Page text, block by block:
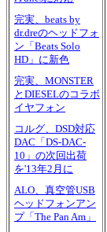
完実、beats by
dr.dreのヘッドフォ
ン「Beats Solo
HD」に新色
完実、MONSTER
とDIESELのコラボ
イヤフォン
コルグ、DSD対応
DAC「DS-DAC-
10」の次回出荷
を'13年2月に
ALO、真空管USB
ヘッドフォンアン
プ「The Pan Am」